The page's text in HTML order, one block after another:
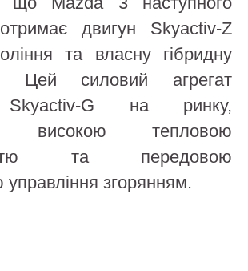
двигун Skyactiv-Z
та власну гібридну
Цей силовий агрегат
Skyactiv-G на ринку,
високою тепловою
та передовою
управління згорянням.